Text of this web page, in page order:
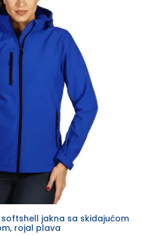
softshell jakna sa skidajućom
rojal plava